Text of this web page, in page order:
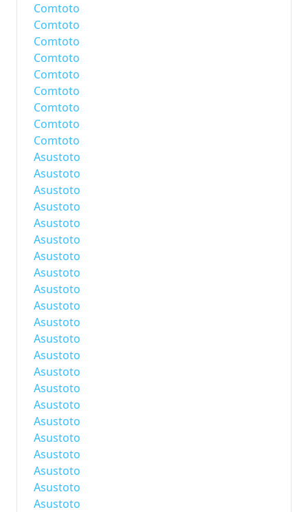
Comtoto
Comtoto
Comtoto
Comtoto
Comtoto
Comtoto
Comtoto
Comtoto
Comtoto
Asustoto
Asustoto
Asustoto
Asustoto
Asustoto
Asustoto
Asustoto
Asustoto
Asustoto
Asustoto
Asustoto
Asustoto
Asustoto
Asustoto
Asustoto
Asustoto
Asustoto
Asustoto
Asustoto
Asustoto
Asustoto
Asustoto